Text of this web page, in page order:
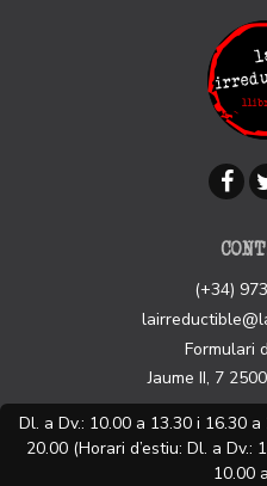
(+34)
Formulari
Jaume II, 7
Dl. a Dv.: 10.00 a 13.30 i 16.30
20.00 (Horari d’estiu: Dl. a Dv.:
10.00